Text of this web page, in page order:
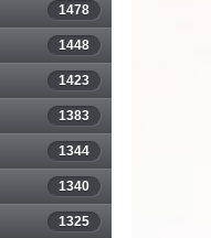
1478
1448
1423
1383
1344
1340
1325